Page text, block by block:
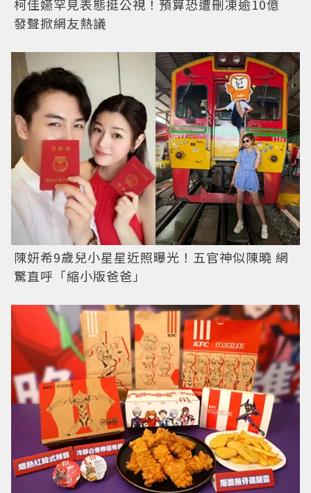
柯佳嬿罕見表態挺公視！預算恐遭刪凍逾10億
發聲掀網友熱議
陳妍希9歲兒小星星近照曝光！五官神似陳曉 網
驚直呼「縮小版爸爸」